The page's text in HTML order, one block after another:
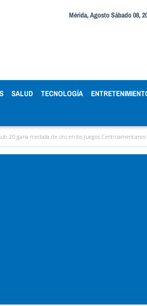
Mérida, Agosto Sábado 08,
SALUD TECNOLOGÍA
de oro en los Juegos Centroamericanos y del Caribe